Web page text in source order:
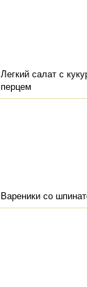
Легкий салат с
перцем
Вареники со